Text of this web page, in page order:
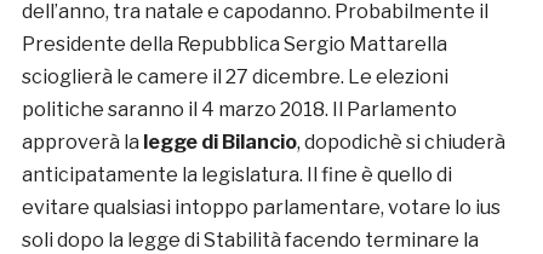
dell’anno, tra natale e capodanno. Probabilmente il
Presidente della Repubblica Sergio Mattarella
scioglierà le camere il 27 dicembre. Le elezioni
politiche saranno il 4 marzo 2018. Il Parlamento
approverà la legge di Bilancio, dopodichè si chiuderà
anticipatamente la legislatura. Il fine è quello di
evitare qualsiasi intoppo parlamentare, votare lo ius
soli dopo la legge di Stabilità facendo terminare la